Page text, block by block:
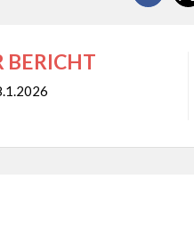
BERICHT